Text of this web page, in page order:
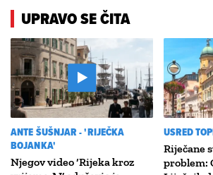
UPRAVO SE ČITA
ANTE ŠUŠNJAR - 'RIJEČKA
BOJANKA'
Njegov video ‘Rijeka kroz
USRED
Riječane
problem: